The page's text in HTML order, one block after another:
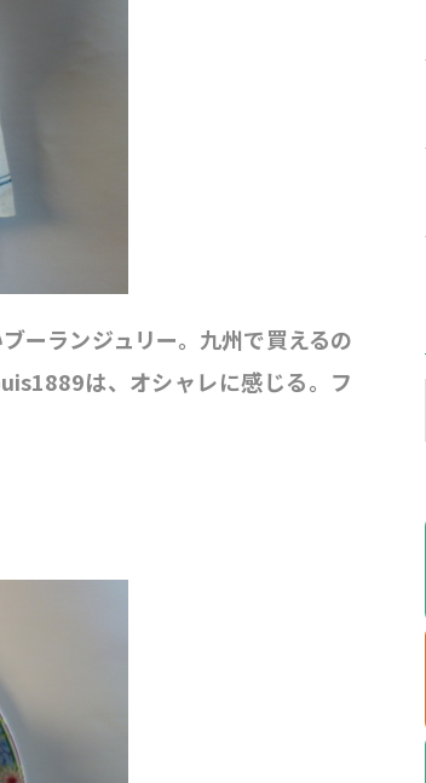
ーランジュリー。九州で買えるの
は、オシャレに感じる。フ